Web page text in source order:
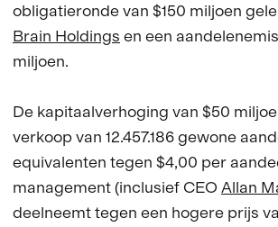
obligatieronde van $150 miljoen
Brain Holdings en een
miljoen.
De kapitaalverhoging van $50
verkoop van 12.457.186 gewone
equivalenten tegen $4,00 per
management (inclusief CEO Allan
deelneemt tegen een hogere prijs